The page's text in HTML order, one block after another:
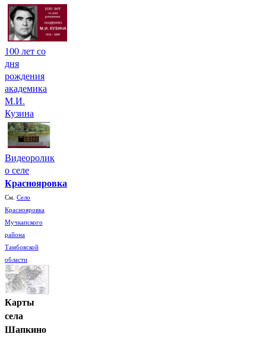
100 лет со
дня
рождения
академика
М.И.
Кузина
Видеоролик
о селе
Краснояровка
См. Село
Краснояровка
Мучкапского
района
Тамбовской
области
Карты
села
Шапкино